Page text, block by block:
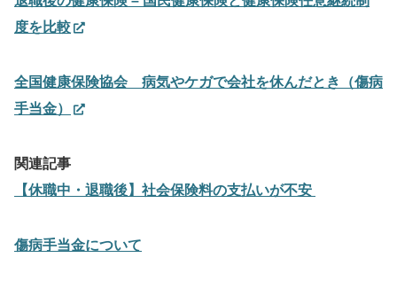
度を比較
全国健康保険協会 病気やケガで会社を休んだとき（傷病
手当金）
関連記事
【休職中・退職後】社会保険料の支払いが不安
傷病手当金について